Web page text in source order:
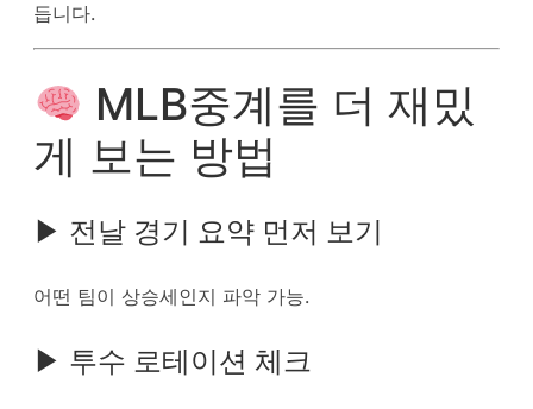
듭니다.
MLB중계를 더 재밌
게 보는 방법
▶ 전날 경기 요약 먼저 보기
어떤 팀이 상승세인지 파악 가능.
▶ 투수 로테이션 체크